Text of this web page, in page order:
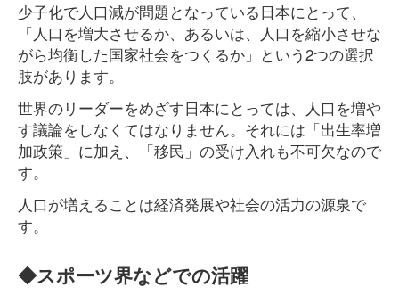
少子化で人口減が問題となっている日本にとって、
「人口を増大させるか、あるいは、人口を縮小させな
がら均衡した国家社会をつくるか」という2つの選択
肢があります。
世界のリーダーをめざす日本にとっては、人口を増や
す議論をしなくてはなりません。それには「出生率増
加政策」に加え、「移民」の受け入れも不可欠なので
す。
人口が増えることは経済発展や社会の活力の源泉で
す。
◆スポーツ界などでの活躍